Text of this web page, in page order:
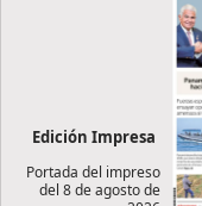
Edición Impresa
Portada del impreso
del 8 de agosto de